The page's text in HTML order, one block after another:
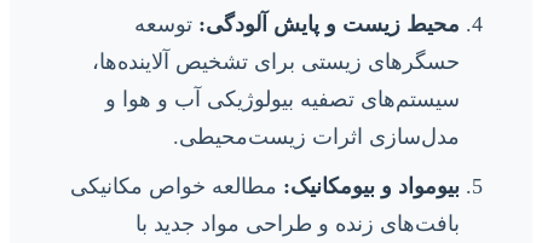
محیط زیست و پایش آلودگی: توسعه
حسگرهای زیستی برای تشخیص آلاینده‌ها،
سیستم‌های تصفیه بیولوژیکی آب و هوا و
مدل‌سازی اثرات زیست‌محیطی.
بیومواد و بیومکانیک: مطالعه خواص مکانیکی
بافت‌های زنده و طراحی مواد جدید با